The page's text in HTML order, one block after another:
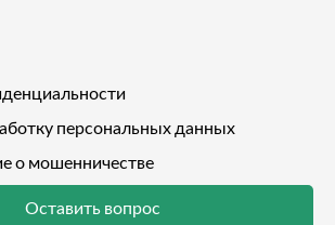
персональных данных
о мошенничестве
Оставить вопрос